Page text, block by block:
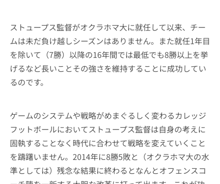
ストュープス監督がオクラホマ大に就任して以来、チー
ムは未だ負け越しシーズンはありません。また就任1年目
を除いて（7勝）以降の16年間では最低でも8勝以上を挙
げるなど長いことその強さを維持することに成功してい
るのです。
ゲームのシステムや戦略がめまぐるしく変わるカレッジ
フットボールにおいてストュープス監督は自身の考えに
固執することなく時代に合わせて戦略を変えていくこと
を躊躇いません。2014年に8勝5敗と（オクラホマ大の水
準としては）残念な結果に終わるとなんとオフェンスコ